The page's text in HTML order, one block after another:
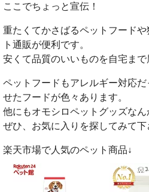
ここでちょっと宣伝！
重たくてかさばるペットフード
ト通販が便利です。
安くて品質のいいものを自宅まで
ペットフードもアレルギー対応
せたフードが色々あります。
他にもオモシロペットグッズなん
ぜひ、お気に入りを探してみて下
楽天市場で人気のペット商品↓